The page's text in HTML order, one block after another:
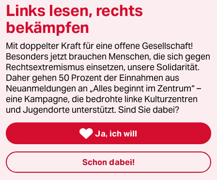
Arbeit
Klimawandel
Ceuta
Verlag
Aktuelles
Hausblog
Links lesen, rechts
bekämpfen
Mit doppelter Kraft für eine offene Gesellschaft!
Besonders jetzt brauchen Menschen, die sich gegen
Rechtsextremismus einsetzen, unsere Solidarität.
Daher gehen 50 Prozent der Einnahmen aus
Neuanmeldungen an „Alles beginnt im Zentrum“ –
eine Kampagne, die bedrohte linke Kulturzentren
und Jugendorte unterstützt. Sind Sie dabei?
 Ja, ich will
Schon dabei!